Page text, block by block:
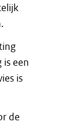
is een
is
de